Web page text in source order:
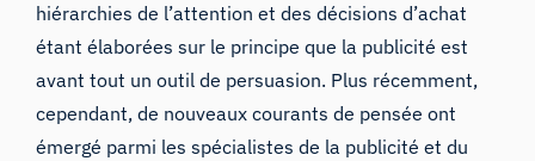
hiérarchies de l’attention et des décisions d’achat
étant élaborées sur le principe que la publicité est
avant tout un outil de persuasion. Plus récemment,
cependant, de nouveaux courants de pensée ont
émergé parmi les spécialistes de la publicité et du